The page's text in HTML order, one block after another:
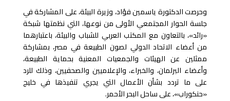
وحرصت الدكتورة ياسمين فؤاد، وزيرة البيئة، على المشاركة في
جلسة الحوار المجتمعي الأولى من نوعها، التي نظمتها شبكة
«رائد»، بالتعاون مع المكتب العربي للشباب والبيئة، باعتبارهما
من أعضاء الاتحاد الدولي لصون الطبيعة في مصر، بمشاركة
ممثلين عن الهيئات والجمعيات المعنية بحماية الطبيعة،
وأعضاء البرلمان، والخبراء، والإعلاميين والصحفيين، وذلك للرد
على ما تردد بشأن الأعمال التي يجري تنفيذها في خليج
«حنكوراب»، على ساحل البحر الأحمر.